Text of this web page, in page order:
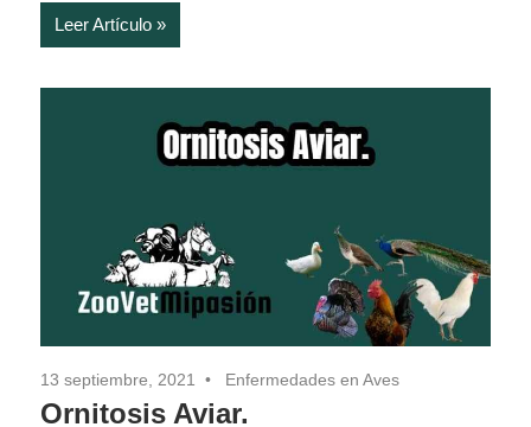
Leer Artículo
13 septiembre, 2021 Enfermedades en Aves
Ornitosis Aviar.